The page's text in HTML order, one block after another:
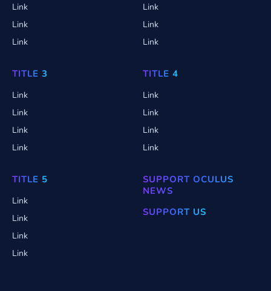
Link
Link
Link
Link
Link
Link
TITLE 3
Link
Link
Link
Link
TITLE 4
Link
Link
Link
Link
TITLE 5
Link
Link
Link
Link
SUPPORT OCULUS
NEWS
SUPPORT US